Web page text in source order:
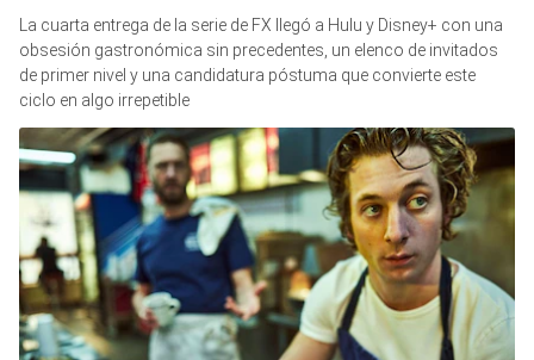
La cuarta entrega de la serie de FX llegó a Hulu y Disney+ con una
obsesión gastronómica sin precedentes, un elenco de invitados
de primer nivel y una candidatura póstuma que convierte este
ciclo en algo irrepetible